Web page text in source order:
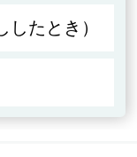
たとき）